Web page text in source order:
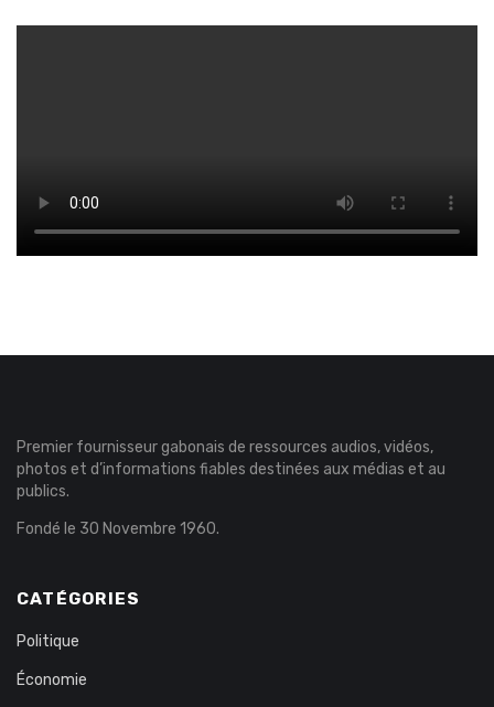
Premier fournisseur gabonais de ressources audios, vidéos,
photos et d’informations fiables destinées aux médias et au
publics.
Fondé le 30 Novembre 1960.
CATÉGORIES
Politique
Économie